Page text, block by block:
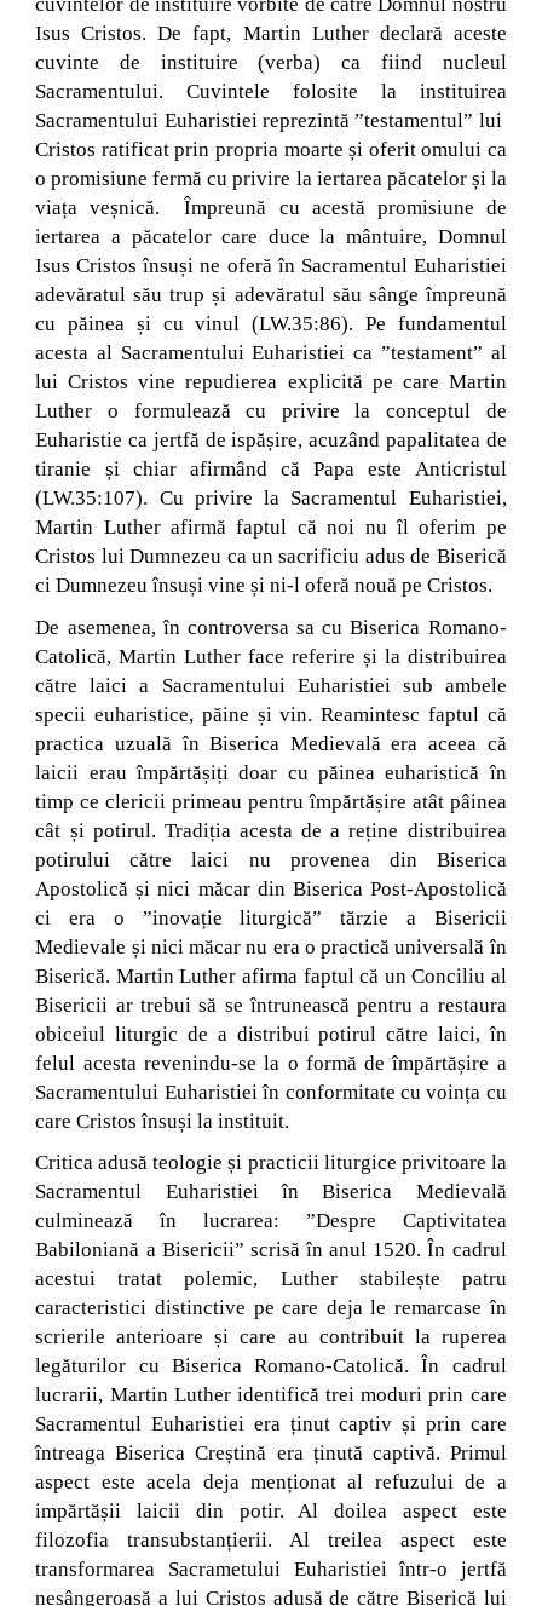
Isus Cristos. De fapt, Martin Luther declară aceste
cuvinte de instituire (verba) ca fiind nucleul
Sacramentului. Cuvintele folosite la instituirea
Sacramentului Euharistiei reprezintă ”testamentul” lui
Cristos ratificat prin propria moarte și oferit omului ca
o promisiune fermă cu privire la iertarea păcatelor și la
viața veșnică. Împreună cu acestă promisiune de
iertarea a păcatelor care duce la mântuire, Domnul
Isus Cristos însuși ne oferă în Sacramentul Euharistiei
adevăratul său trup și adevăratul său sânge împreună
cu păinea și cu vinul (LW.35:86). Pe fundamentul
acesta al Sacramentului Euharistiei ca ”testament” al
lui Cristos vine repudierea explicită pe care Martin
Luther o formulează cu privire la conceptul de
Euharistie ca jertfă de ispășire, acuzând papalitatea de
tiranie și chiar afirmând că Papa este Anticristul
(LW.35:107). Cu privire la Sacramentul Euharistiei,
Martin Luther afirmă faptul că noi nu îl oferim pe
Cristos lui Dumnezeu ca un sacrificiu adus de Biserică
ci Dumnezeu însuși vine și ni-l oferă nouă pe Cristos.
De asemenea, în controversa sa cu Biserica Romano-
Catolică, Martin Luther face referire și la distribuirea
către laici a Sacramentului Euharistiei sub ambele
specii euharistice, păine și vin. Reamintesc faptul că
practica uzuală în Biserica Medievală era aceea că
laicii erau împărtășiți doar cu păinea euharistică în
timp ce clericii primeau pentru împărtășire atât pâinea
cât și potirul. Tradiția acesta de a reține distribuirea
potirului către laici nu provenea din Biserica
Apostolică și nici măcar din Biserica Post-Apostolică
ci era o ”inovație liturgică” tărzie a Bisericii
Medievale și nici măcar nu era o practică universală în
Biserică. Martin Luther afirma faptul că un Conciliu al
Bisericii ar trebui să se întrunească pentru a restaura
obiceiul liturgic de a distribui potirul către laici, în
felul acesta revenindu-se la o formă de împărtășire a
Sacramentului Euharistiei în conformitate cu voința cu
care Cristos însuși la instituit.
Critica adusă teologie și practicii liturgice privitoare la
Sacramentul Euharistiei în Biserica Medievală
culminează în lucrarea: ”Despre Captivitatea
Babiloniană a Bisericii” scrisă în anul 1520. În cadrul
acestui tratat polemic, Luther stabilește patru
caracteristici distinctive pe care deja le remarcase în
scrierile anterioare și care au contribuit la ruperea
legăturilor cu Biserica Romano-Catolică. În cadrul
lucrarii, Martin Luther identifică trei moduri prin care
Sacramentul Euharistiei era ținut captiv și prin care
întreaga Biserica Creștină era ținută captivă. Primul
aspect este acela deja menționat al refuzului de a
impărtășii laicii din potir. Al doilea aspect este
filozofia transubstanțierii. Al treilea aspect este
transformarea Sacrametului Euharistiei într-o jertfă
nesângeroasă a lui Cristos adusă de către Biserică lui